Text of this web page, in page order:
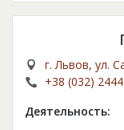
г. Львов, ул.
+38 (032)
Деятельность: